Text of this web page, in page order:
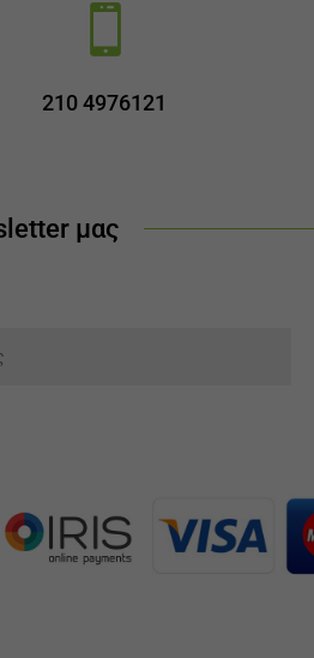

210 4976121
μας